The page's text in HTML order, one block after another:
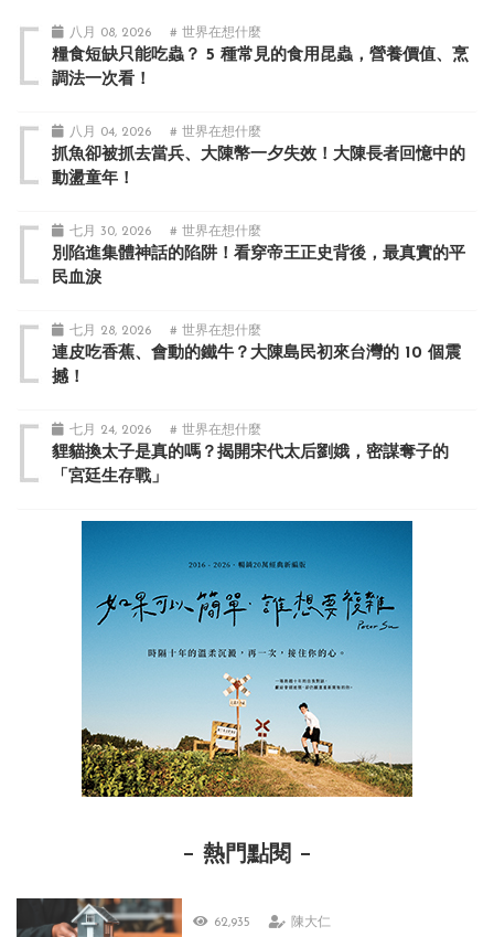
八月 08, 2026 # 世界在想什麼
糧食短缺只能吃蟲？ 5 種常見的食用昆蟲，營養價值、烹
調法一次看！
八月 04, 2026 # 世界在想什麼
抓魚卻被抓去當兵、大陳幣一夕失效！大陳長者回憶中的
動盪童年！
七月 30, 2026 # 世界在想什麼
別陷進集體神話的陷阱！看穿帝王正史背後，最真實的平
民血淚
七月 28, 2026 # 世界在想什麼
連皮吃香蕉、會動的鐵牛？大陳島民初來台灣的 10 個震
撼！
七月 24, 2026 # 世界在想什麼
貍貓換太子是真的嗎？揭開宋代太后劉娥，密謀奪子的
「宮廷生存戰」
熱門點閱
62,935 陳大仁